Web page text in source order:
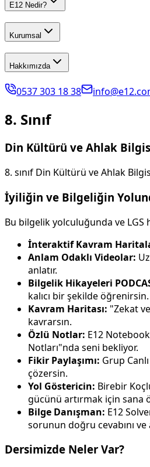
E12 Nedir?
Kurumsal
Hakkımızda
0537 303 18 38
8. Sınıf
Din Kültürü ve Ahlak
8. sınıf Din Kültürü ve Ahlak
İyiliğin ve Bilgeliğin
Bu bilgelik yolculuğunda ve LGS
İnteraktif Kavram
Anlam Odaklı Videolar:
anlatır.
Bilgelik Hikayeleri
kalıcı bir şekilde öğrenirsin.
Kavram Haritası: "Zekat
kavrarsın.
Özlü Notlar: E12
Notları"nda seni bekliyor.
Fikir Paylaşımı: Grup
çözersin.
Yol Göstericin: Birebir
gücünü artırmak için sana
Bilge Danışman: E12
sorunun doğru cevabını
Dersimizde Neler Var?